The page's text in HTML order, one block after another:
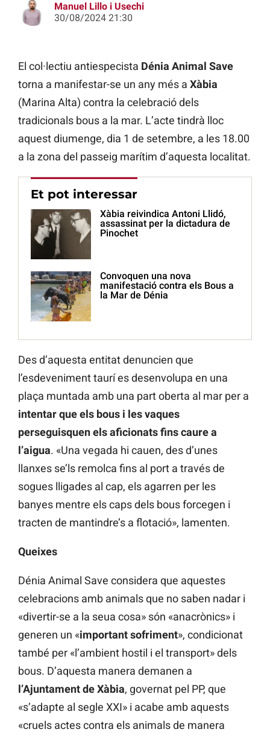
Manuel Lillo i Usechi
30/08/2024 21:30
El col·lectiu antiespecista Dénia Animal Save
torna a manifestar-se un any més a Xàbia
(Marina Alta) contra la celebració dels
tradicionals bous a la mar. L’acte tindrà lloc
aquest diumenge, dia 1 de setembre, a les 18.00
a la zona del passeig marítim d’aquesta localitat.
Et pot interessar
Xàbia reivindica Antoni Llidó,
assassinat per la dictadura de
Pinochet
Convoquen una nova
manifestació contra els Bous a
la Mar de Dénia
Des d’aquesta entitat denuncien que
l’esdeveniment taurí es desenvolupa en una
plaça muntada amb una part oberta al mar per a
intentar que els bous i les vaques
perseguisquen els aficionats fins caure a
l’aigua. «Una vegada hi cauen, des d’unes
llanxes se’ls remolca fins al port a través de
sogues lligades al cap, els agarren per les
banyes mentre els caps dels bous forcegen i
tracten de mantindre’s a flotació», lamenten.
Queixes
Dénia Animal Save considera que aquestes
celebracions amb animals que no saben nadar i
«divertir-se a la seua cosa» són «anacrònics» i
generen un «important sofriment», condicionat
també per «l’ambient hostil i el transport» dels
bous. D’aquesta manera demanen a
l’Ajuntament de Xàbia, governat pel PP, que
«s’adapte al segle XXI» i acabe amb aquests
«cruels actes contra els animals de manera